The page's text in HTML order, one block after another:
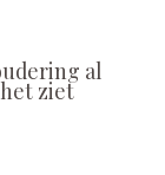
al
ziet